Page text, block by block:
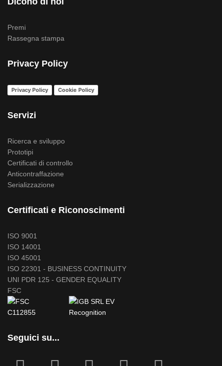
Premi
Rassegna stampa
Privacy Policy
Privacy Policy Cookie Policy
Servizi
Ricerca e sviluppo
Prototipi
Certificati di controllo
Anticontraffazione
Serializzazione
Certificati e Riconoscimenti
ISO 9001
ISO 14001
ISO 45001
ISO 22301 - BUSINESS CONTINUITY
UNI PDR 125 - GENDER EQUALITY
FSC
Seguici su...